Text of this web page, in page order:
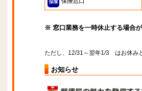
※ 窓口業務を一時休止する場合が
ただし、12/31～翌年1/3 はお休み
お知らせ